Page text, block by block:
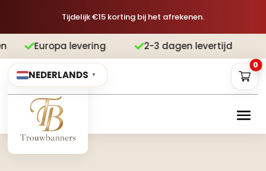
Tijdelijk €15 korting bij het afrekenen.
levering 2-3 dagen levertijd
NEDERLANDS ▼
0